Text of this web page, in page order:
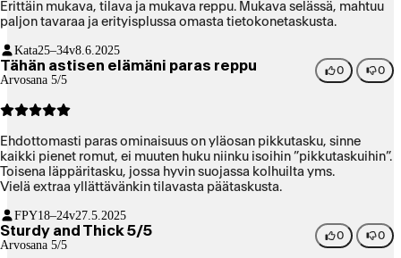
Erittäin mukava, tilava ja mukava reppu. Mukava selässä, mahtuu
paljon tavaraa ja erityisplussa omasta tietokonetaskusta.
Kata25–34v8.6.2025
Tähän astisen elämäni paras reppu
Arvosana 5/5
0 0
Ehdottomasti paras ominaisuus on yläosan pikkutasku, sinne
kaikki pienet romut, ei muuten huku niinku isoihin ”pikkutaskuihin”.
Toisena läppäritasku, jossa hyvin suojassa kolhuilta yms.
Vielä extraa yllättävänkin tilavasta päätaskusta.
FPY18–24v27.5.2025
Sturdy and Thick 5/5
Arvosana 5/5
0 0